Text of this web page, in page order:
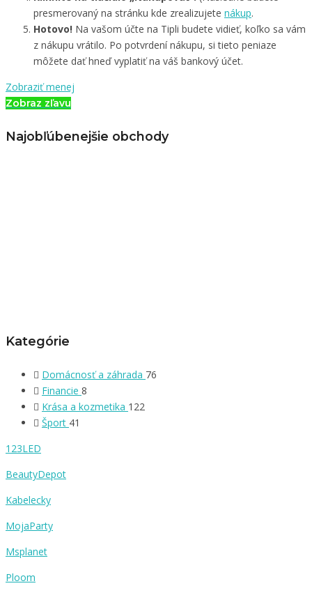
presmerovaný na stránku kde zrealizujete nákup.
Hotovo! Na vašom účte na Tipli budete vidieť, koľko sa vám
z nákupu vrátilo. Po potvrdení nákupu, si tieto peniaze
môžete dať hneď vyplatiť na váš bankový účet.
Zobraziť menej
Zobraz zľavu
Najobľúbenejšie obchody
Kategórie
Domácnosť a záhrada 76
Financie 8
Krása a kozmetika 122
Šport 41
123LED
BeautyDepot
Kabelecky
MojaParty
Msplanet
Ploom